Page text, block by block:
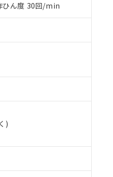
ん度 30回/min
)
ットワーク
」をご確認くださ
く第三者に漏洩または開示しな
品リストについて、当社および
・商談に必要な範囲で利用する
関して"
の「1.共同利用者の範
とがあります。
に遡って非含有を証明するも
、対応完了までの期間は出荷
ら、特段のことがない限り、
ることを示します。
いし、環境に深刻な影響を及
い。
1、2および3の内容を当該第三
法に輸出するおそれがある場合
お取引先、またはお客様担当
いない機種